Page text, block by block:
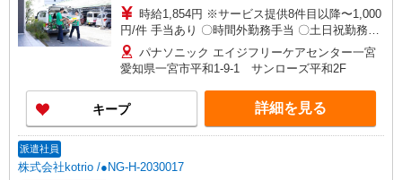
時給1,854円 ※サービス提供8件目以降〜1,000
円/件 手当あり 〇時間外勤務手当 〇土日祝勤務手
当 〇無事故無違反表彰金 〇年末年始勤務手当
パナソニック エイジフリーケアセンター一宮
愛知県一宮市平和1-9-1 サンローズ平和2F
キープ 詳細を見る
派遣社員
株式会社kotrio /●NG-H-2030017